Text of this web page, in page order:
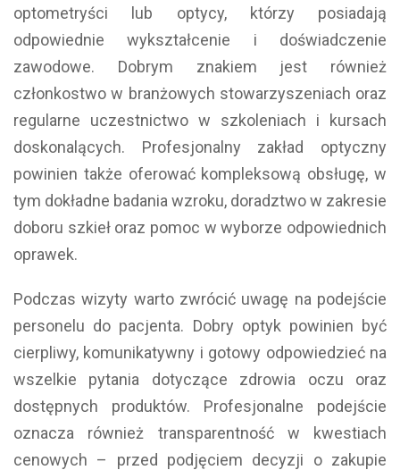
optometryści lub optycy, którzy posiadają
odpowiednie wykształcenie i doświadczenie
zawodowe. Dobrym znakiem jest również
członkostwo w branżowych stowarzyszeniach oraz
regularne uczestnictwo w szkoleniach i kursach
doskonalących. Profesjonalny zakład optyczny
powinien także oferować kompleksową obsługę, w
tym dokładne badania wzroku, doradztwo w zakresie
doboru szkieł oraz pomoc w wyborze odpowiednich
oprawek.
Podczas wizyty warto zwrócić uwagę na podejście
personelu do pacjenta. Dobry optyk powinien być
cierpliwy, komunikatywny i gotowy odpowiedzieć na
wszelkie pytania dotyczące zdrowia oczu oraz
dostępnych produktów. Profesjonalne podejście
oznacza również transparentność w kwestiach
cenowych – przed podjęciem decyzji o zakupie